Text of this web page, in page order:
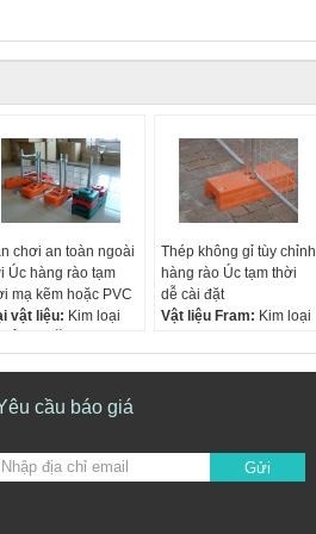
chơi an toàn ngoài
Úc hàng rào tạm
mạ kẽm hoặc PVC
vật liệu: Kim loại
thước bảng điều
2.5 * 3.0m và vv
Thép không gỉ tùy chỉnh
hàng rào Úc tạm thời
dễ cài đặt
Vật liệu Fram: Kim loại
Kích thước:Tùy chỉnh
cầu báo giá
Gửi